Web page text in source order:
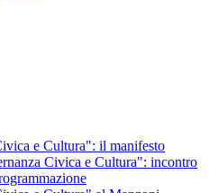
e Cultura": il manifesto
Civica e Cultura": incontro